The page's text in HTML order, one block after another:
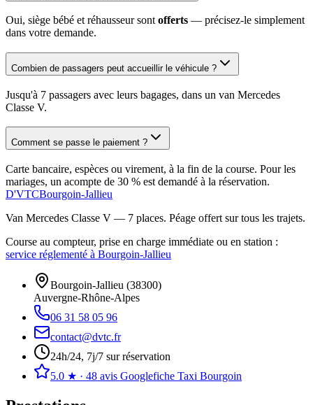
Oui, siège bébé et réhausseur sont offerts — précisez-le simplement
dans votre demande.
Combien de passagers peut accueillir le véhicule ?
Jusqu'à 7 passagers avec leurs bagages, dans un van Mercedes
Classe V.
Comment se passe le paiement ?
Carte bancaire, espèces ou virement, à la fin de la course. Pour les
mariages, un acompte de 30 % est demandé à la réservation.
D'VTCBourgoin-Jallieu
Van Mercedes Classe V — 7 places. Péage offert sur tous les trajets.
Course au compteur, prise en charge immédiate ou en station :
service réglementé à Bourgoin-Jallieu
Bourgoin-Jallieu (38300)
Auvergne-Rhône-Alpes
06 31 58 05 96
contact@dvtc.fr
24h/24, 7j/7 sur réservation
5.0 ★ · 48 avis Googlefiche Taxi Bourgoin